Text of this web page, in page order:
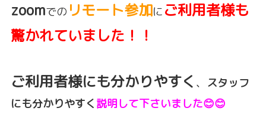
zoomでの リモート参加に ご利用者様も
驚かれていました！！
ご利用者様にも分かりやすく 、 スタッフ
にも分かりやすく 説明して下さいました😊😊